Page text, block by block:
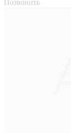
Позвонить